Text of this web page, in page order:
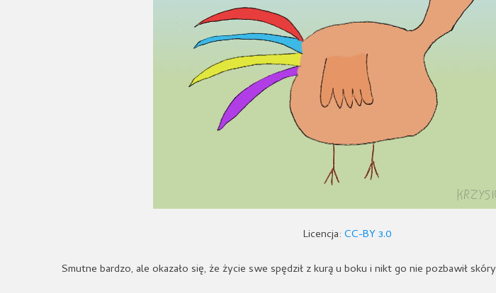
Licencja:CC-BY 3.0
Smutne bardzo, ale okazało się, że życie swe spędził z kurą u boku i nikt go nie pozbawił skóry